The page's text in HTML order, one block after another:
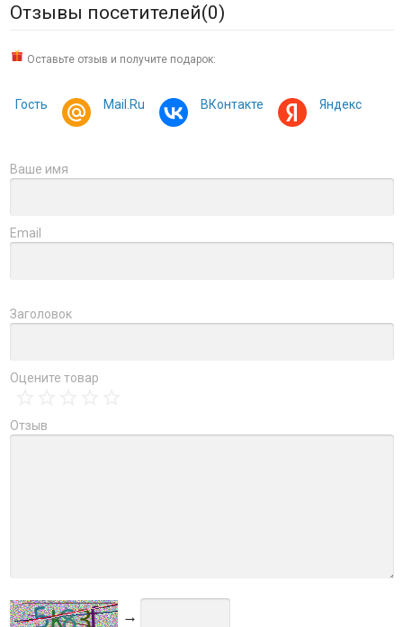
Отзывы посетителей(0)
Оставьте отзыв и получите подарок:
Гость Mail.Ru ВКонтакте Яндекс
Ваше имя
Email
Заголовок
Оцените товар
Отзыв
→